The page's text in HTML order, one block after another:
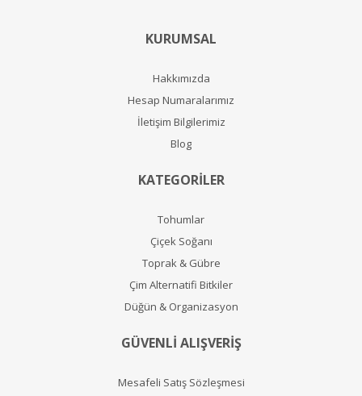
KURUMSAL
Hakkımızda
Hesap Numaralarımız
İletişim Bilgilerimiz
Blog
KATEGORİLER
Tohumlar
Çiçek Soğanı
Toprak & Gübre
Çim Alternatifi Bitkiler
Düğün & Organizasyon
GÜVENLİ ALIŞVERİŞ
Mesafeli Satış Sözleşmesi